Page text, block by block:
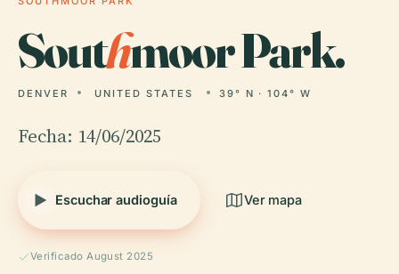
Southmoor Park.
DENVER UNITED STATES 39° N · 104° W
Fecha: 14/06/2025
Escuchar audioguía Ver mapa
Verificado August 2025